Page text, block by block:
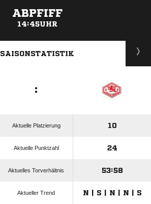
ABPFIFF
14:45UHR
ANZEIGE
SAISONSTATISTIK
:
Aktuelle Platzierung 10
Aktuelle Punktzahl 24
Aktuelles Torverhältnis 53:58
Aktueller Trend N | S | N | N | S